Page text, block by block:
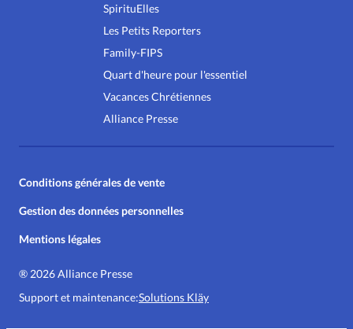
SpirituElles
Les Petits Reporters
Family-FIPS
Quart d'heure pour l'essentiel
Vacances Chrétiennes
Alliance Presse
Conditions générales de vente
Gestion des données personnelles
Mentions légales
® 2026 Alliance Presse
Support et maintenance:Solutions Kläy